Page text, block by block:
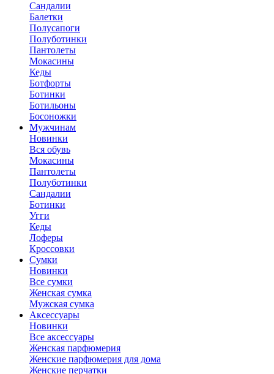
Сандалии
Балетки
Полусапоги
Полуботинки
Пантолеты
Мокасины
Кеды
Ботфорты
Ботинки
Ботильоны
Босоножки
Мужчинам
Новинки
Вся обувь
Мокасины
Пантолеты
Полуботинки
Сандалии
Ботинки
Угги
Кеды
Лоферы
Кроссовки
Сумки
Новинки
Все сумки
Женская сумка
Мужская сумка
Аксессуары
Новинки
Все аксессуары
Женская парфюмерия
Женские парфюмерия для дома
Женские перчатки